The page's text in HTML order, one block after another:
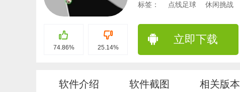
74.86% 25.14%
标签：
点线足球 休闲挑战
立即下载
软件介绍 软件截图 相关版本